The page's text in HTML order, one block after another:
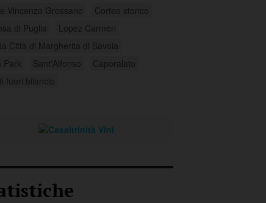
Vincenzo Grossano
Corteo storico
di Puglia
Lopez Carmen
Città di Margherita di Savoia
Park
Sant'Alfonso
Caporalato
fuori bilancio